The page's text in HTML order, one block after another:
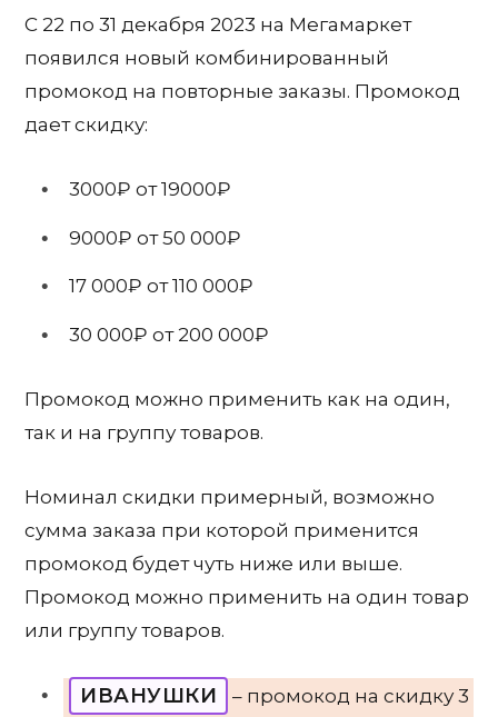
С 22 по 31 декабря 2023 на Мегамаркет
появился новый комбинированный
промокод на повторные заказы. Промокод
дает скидку:
3000₽ от 19000₽
9000₽ от 50 000₽
17 000₽ от 110 000₽
30 000₽ от 200 000₽
Промокод можно применить как на один,
так и на группу товаров.
Номинал скидки примерный, возможно
сумма заказа при которой применится
промокод будет чуть ниже или выше.
Промокод можно применить на один товар
или группу товаров.
ИВАНУШКИ
– промокод на скидку 3